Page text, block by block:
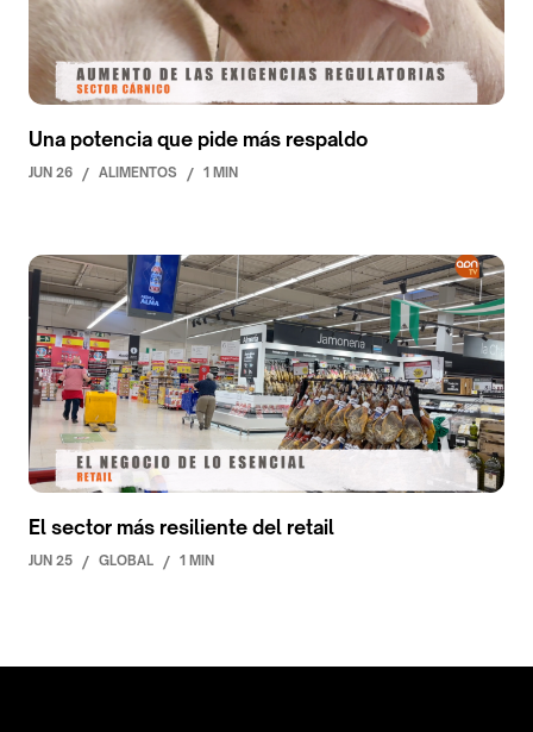
Una potencia que pide más respaldo
JUN 26 / ALIMENTOS / 1 MIN
El sector más resiliente del retail
JUN 25 / GLOBAL / 1 MIN